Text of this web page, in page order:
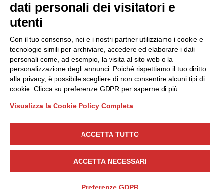
Scopri il Polo
Partner
Finanziamenti e bandi
Internazionalizzazione
News & Eventi
Privacy
Seguici
CONTATTACI
dati personali dei visitatori e
utenti
Con il tuo consenso, noi e i nostri partner utilizziamo i cookie e
tecnologie simili per archiviare, accedere ed elaborare i dati
personali come, ad esempio, la visita al sito web o la
personalizzazione degli annunci. Poiché rispettiamo il tuo diritto
alla privacy, è possibile scegliere di non consentire alcuni tipi di
cookie. Clicca su preferenze GDPR per saperne di più.
Visualizza la Cookie Policy Completa
ACCETTA TUTTO
ACCETTA NECESSARI
Preferenze GDPR